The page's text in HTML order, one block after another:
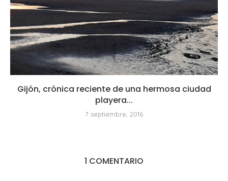
Gijón, crónica reciente de una hermosa ciudad
playera...
7 septiembre, 2016
1 COMENTARIO